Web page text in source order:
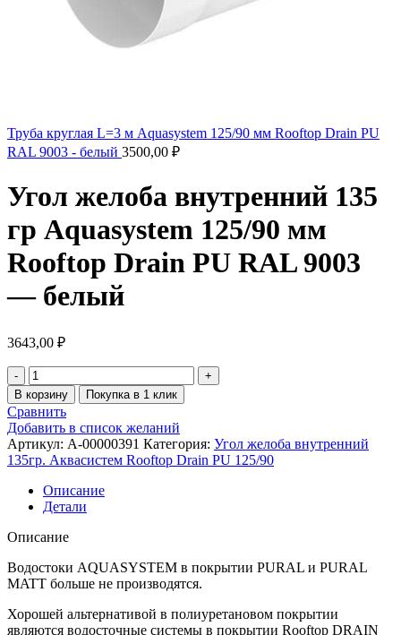
Труба круглая L=3 м Aquasystem 125/90 мм Rooftop Drain PU
RAL 9003 - белый 3500,00 ₽
Угол желоба внутренний 135
гр Aquasystem 125/90 мм
Rooftop Drain PU RAL 9003
— белый
3643,00 ₽
В корзину Покупка в 1 клик
Сравнить
Добавить в список желаний
Артикул: A-00000391 Категория: Угол желоба внутренний
135гр. Аквасистем Rooftop Drain PU 125/90
Описание
Детали
Описание
Водостоки AQUASYSTEM в покрытии PURAL и PURAL
MATT больше не производятся.
Хорошей альтернативой в полиуретановом покрытии
являются водосточные системы в покрытии Rooftop DRAIN